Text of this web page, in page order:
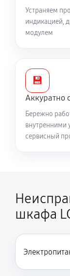
Устраняем
индикацией,
модулем
💾
Аккуратно
Бережно
внутренними
сервисный
шкафа